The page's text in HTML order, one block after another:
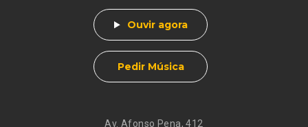
Av. Afonso Pena, 412
Ouvir agora
Pedir Música